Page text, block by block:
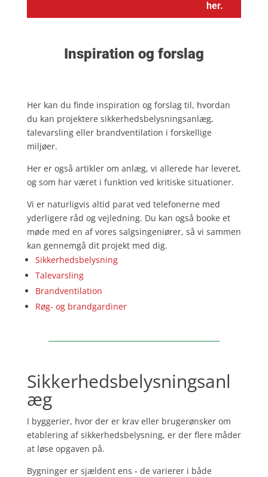
her.
Inspiration og forslag
Her kan du finde inspiration og forslag til, hvordan
du kan projektere sikkerhedsbelysningsanlæg,
talevarsling eller brandventilation i forskellige
miljøer.
Her er også artikler om anlæg, vi allerede har leveret,
og som har været i funktion ved kritiske situationer.
Vi er naturligvis altid parat ved telefonerne med
yderligere råd og vejledning. Du kan også booke et
møde med en af vores salgsingeniører, så vi sammen
kan gennemgå dit projekt med dig.
Sikkerhedsbelysning
Talevarsling
Brandventilation
Røg- og brandgardiner
Sikkerhedsbelysningsanl
æg
I byggerier, hvor der er krav eller brugerønsker om
etablering af sikkerhedsbelysning, er der flere måder
at løse opgaven på.
Bygninger er sjældent ens - de varierer i både